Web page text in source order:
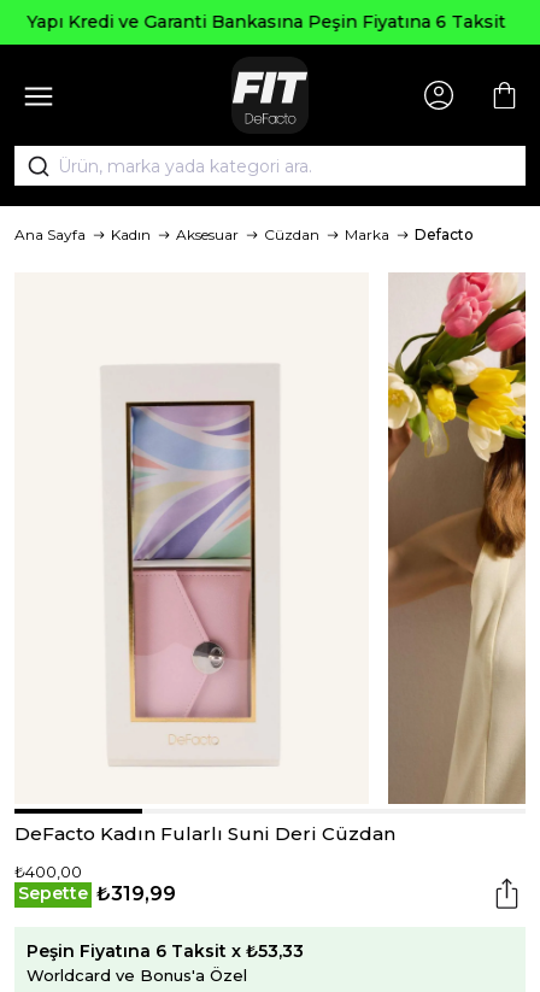
Peşin Fiyatına 6 Taksit
Ana Sayfa Kadın Aksesuar Cüzdan Marka Defacto
DeFacto Kadın Fularlı Suni Deri Cüzdan
₺400,00
Sepette ₺319,99
Peşin Fiyatına 6 Taksit x ₺53,33
Worldcard ve Bonus'a Özel